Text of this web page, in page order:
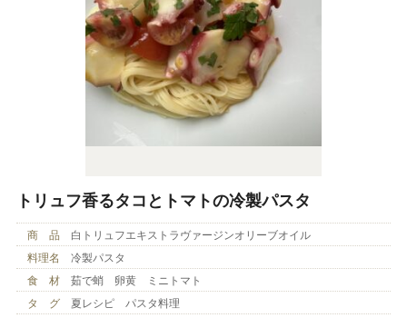
トリュフ香るタコとトマトの冷製パスタ
商 品
白トリュフエキストラヴァージンオリーブオイル
料理名
冷製パスタ
食 材
茹で蛸 卵黄 ミニトマト
タ グ
夏レシピ パスタ料理